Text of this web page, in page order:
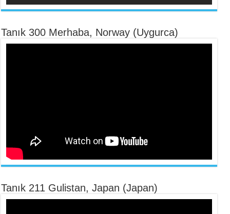
Tanık 300 Merhaba, Norway (Uygurca)
Tanık 211 Gulistan, Japan (Japan)